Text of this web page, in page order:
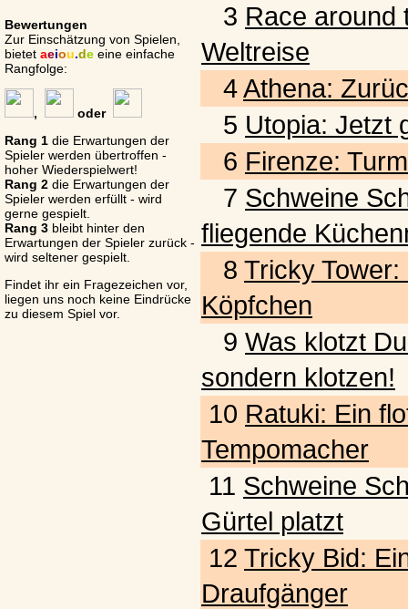
Bewertungen
Zur Einschätzung von Spielen,
bietet aeiou.de eine einfache
Rangfolge:
,
oder
Rang 1 die Erwartungen der
Spieler werden übertroffen -
hoher Wiederspielwert!
Rang 2 die Erwartungen der
Spieler werden erfüllt - wird
gerne gespielt.
Rang 3 bleibt hinter den
Erwartungen der Spieler zurück -
wird seltener gespielt.
Findet ihr ein Fragezeichen vor,
liegen uns noch keine Eindrücke
zu diesem Spiel vor.
3 Race around
Weltreise
4Athena:
5 Utopia: Jetzt
6 Firenze:
7 Schweine
fliegende
8 Tricky
Köpfchen
9 Was klotzt
sondern klotzen!
10 Ratuki: Ein
Tempomacher
11 Schweine
Gürtel platzt
12 Tricky Bid:
Draufgänger